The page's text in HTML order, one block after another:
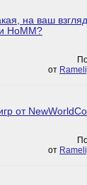
на ваш
HoMM?
от
от
от